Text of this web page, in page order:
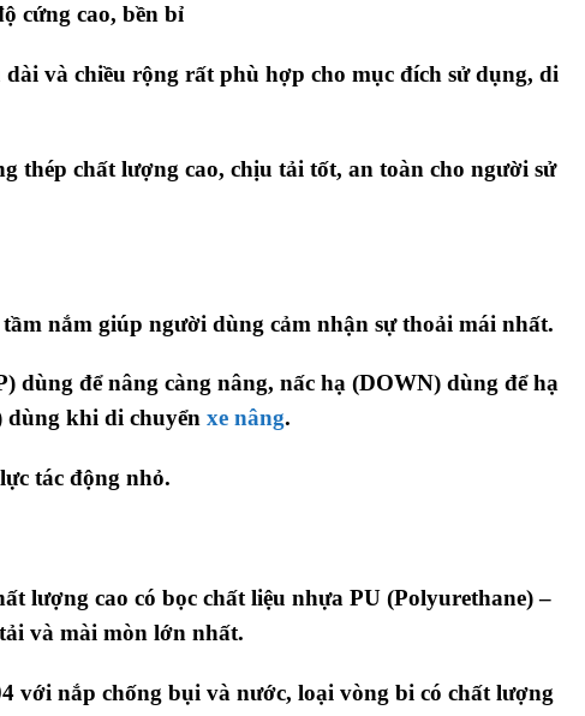
cứng cao, bền bỉ
và chiều rộng rất phù hợp cho mục đích sử dụng, di
thép chất lượng cao, chịu tải tốt, an toàn cho người sử
nắm giúp người dùng cảm nhận sự thoải mái nhất.
dùng để nâng càng nâng, nấc hạ (DOWN) dùng để hạ
dùng khi di chuyển xe nâng.
tác động nhỏ.
lượng cao có bọc chất liệu nhựa PU (Polyurethane) –
và mài mòn lớn nhất.
với nắp chống bụi và nước, loại vòng bi có chất lượng